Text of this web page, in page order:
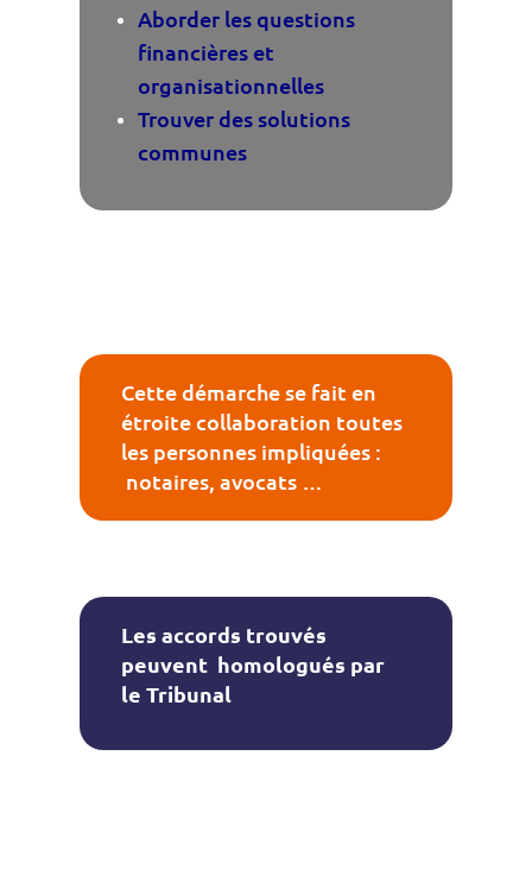
Aborder les questions
financières et
organisationnelles
Trouver des solutions
communes
Cette démarche se fait en
étroite collaboration toutes
les personnes impliquées :
notaires, avocats …
Les accords trouvés
peuvent homologués par
le Tribunal